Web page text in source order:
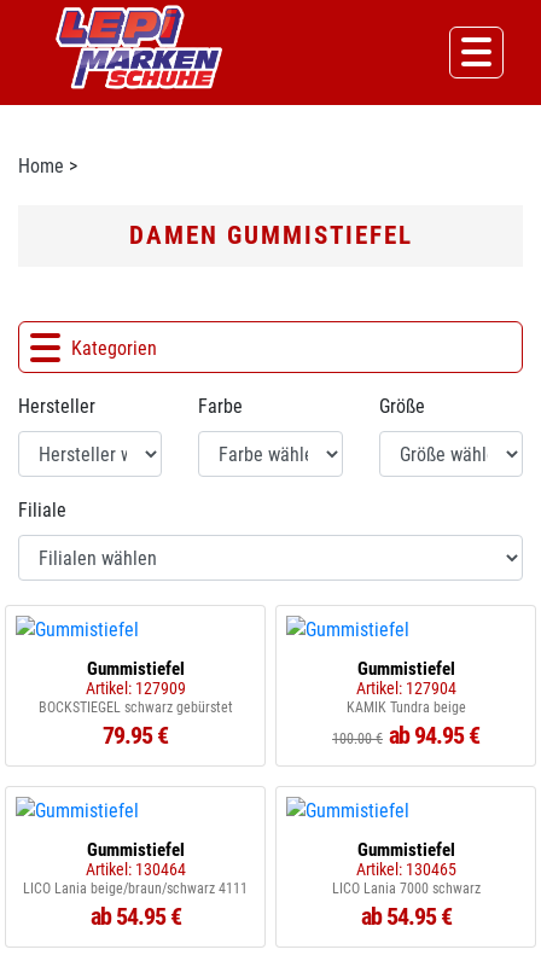
Home >
DAMEN GUMMISTIEFEL
Kategorien
Hersteller Farbe Größe
Filiale
Gummistiefel
Artikel: 127909
BOCKSTIEGEL schwarz gebürstet
79.95 €
Gummistiefel
Artikel: 127904
KAMIK Tundra beige
100.00 € ab 94.95 €
Gummistiefel
Artikel: 130464
LICO Lania beige/braun/schwarz 4111
ab 54.95 €
Gummistiefel
Artikel: 130465
LICO Lania 7000 schwarz
ab 54.95 €